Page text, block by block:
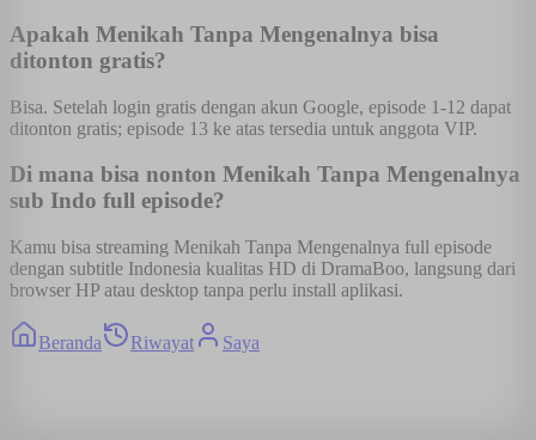
Apakah Menikah Tanpa Mengenalnya bisa
ditonton gratis?
Bisa. Setelah login gratis dengan akun Google, episode 1-12 dapat
ditonton gratis; episode 13 ke atas tersedia untuk anggota VIP.
Di mana bisa nonton Menikah Tanpa Mengenalnya
sub Indo full episode?
Kamu bisa streaming Menikah Tanpa Mengenalnya full episode
dengan subtitle Indonesia kualitas HD di DramaBoo, langsung dari
browser HP atau desktop tanpa perlu install aplikasi.
Beranda Riwayat Saya